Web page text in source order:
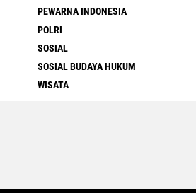
PEWARNA INDONESIA
POLRI
SOSIAL
SOSIAL BUDAYA HUKUM
WISATA